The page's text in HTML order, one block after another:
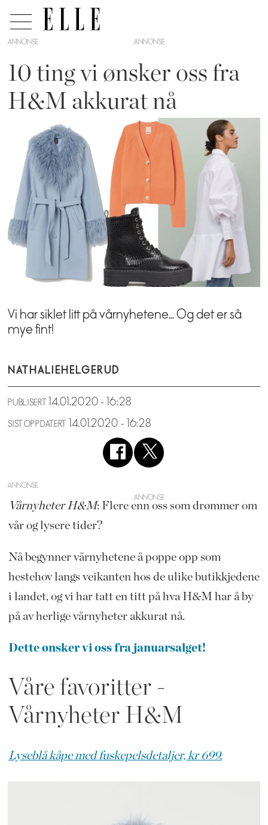
ANNONSE
10 ting vi ønsker oss fra
H&M akkurat nå
Vi har siklet litt på vårnyhetene... Og det er så
mye fint!
NATHALIEHELGERUD
PUBLISERT 14.01.2020 - 16:28
SIST OPPDATERT 14.01.2020 - 16:28
ANNONSE
Vårnyheter H&M: Flere enn oss som drømmer om
vår og lysere tider?
Nå begynner vårnyhetene å poppe opp som
hestehov langs veikanten hos de ulike butikkjedene
i landet, og vi har tatt en titt på hva H&M har å by
på av herlige vårnyheter akkurat nå.
Dette ønsker vi oss fra januarsalget!
Våre favoritter -
Vårnyheter H&M
Lyseblå kåpe med fuskepelsdetaljer, kr 699.